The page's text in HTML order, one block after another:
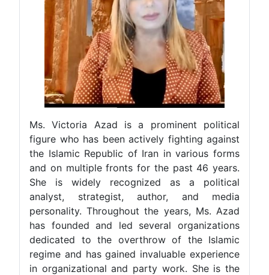
Ms. Victoria Azad is a prominent
figure who has been actively fighting
the Islamic Republic of Iran in various
and on multiple fronts for the past 46
She is widely recognized as a
analyst, strategist, author, and
personality. Throughout the years, Ms.
has founded and led several
dedicated to the overthrow of the
regime and has gained invaluable
in organizational and party work. She is